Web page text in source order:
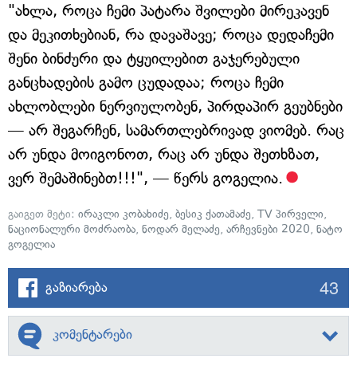
"ახლა, როცა ჩემი პატარა შვილები მირეკავენ
და მეკითხებიან, რა დავაშავე; როცა დედაჩემი
შენი ბინძური და ტყუილებით გაჯერებული
განცხადების გამო ცუდადაა; როცა ჩემი
ახლობლები ნერვიულობენ, პირდაპირ გეუბნები
— არ შეგარჩენ, სამართლებრივად ვიომებ. რაც
არ უნდა მოიგონოთ, რაც არ უნდა შეთხზათ,
ვერ შემაშინებთ!!!", — წერს გოგელია.
გაიგეთ მეტი: ირაკლი კობახიძე, ბესიკ ქათამაძე, TV პირველი,
ნაციონალური მოძრაობა, ნოდარ მელაძე, არჩევნები 2020, ნატო
გოგელია
გაზიარება 43
კომენტარები